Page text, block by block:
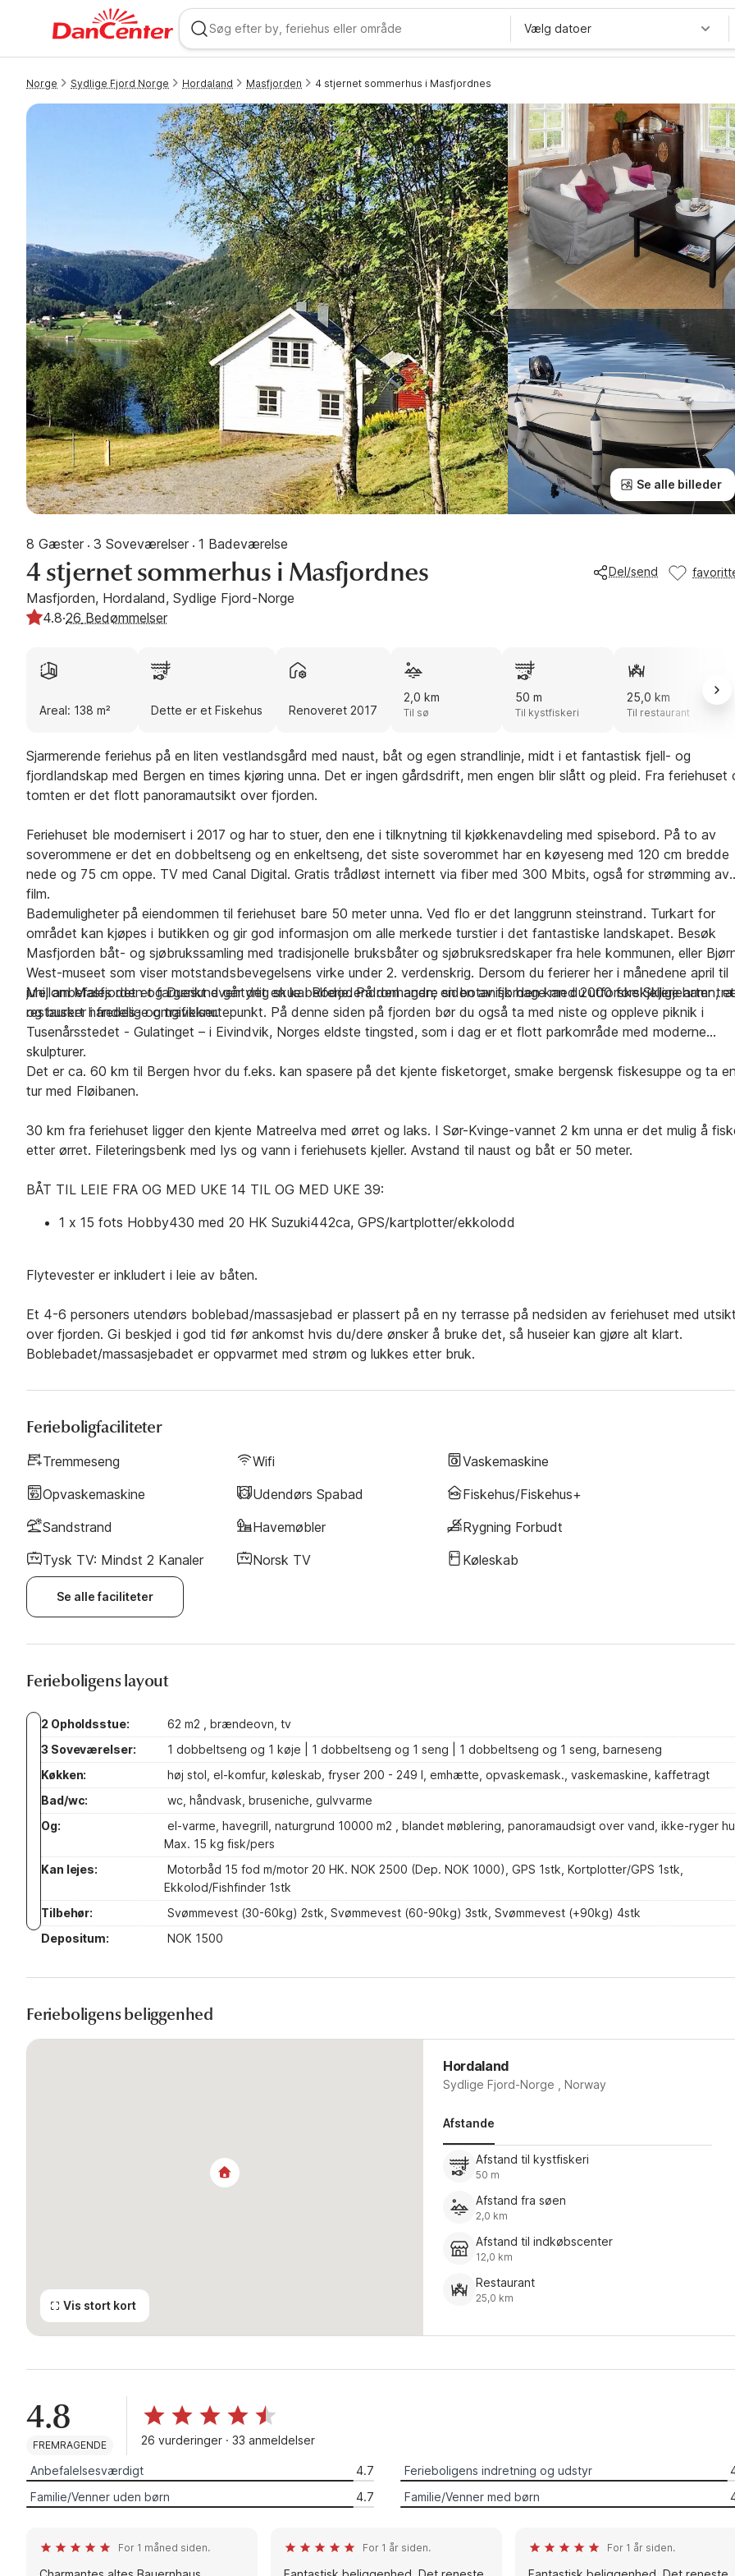
WIZARD MEMBER
Vælg datoer
Norge Sydlige Fjord Norge Hordaland Masfjorden 4 stjernet sommerhus i Masfjordnes
Se alle billeder
8 Gæster · 3 Soveværelser · 1 Badeværelse
4 stjernet sommerhus i Masfjordnes
Masfjorden, Hordaland, Sydlige Fjord-Norge
Del/send
4.8·26 Bedømmelser
Areal: 138 m² Dette er et Fiskehus Renoveret 2017
2,0 km
Til sø
50 m
Til kystfiskeri
25,0 km
Til restaurant
Sjarmerende feriehus på en liten vestlandsgård med naust, båt og egen strandlinje, midt i et fantastisk fjell- og
fjordlandskap med Bergen en times kjøring unna. Det er ingen gårdsdrift, men engen blir slått og pleid. Fra feriehuset
tomten er det flott panoramautsikt over fjorden.
Feriehuset ble modernisert i 2017 og har to stuer, den ene i tilknytning til kjøkkenavdeling med spisebord. På to av
soverommene er det en dobbeltseng og en enkeltseng, det siste soverommet har en køyeseng med 120 cm bredde
nede og 75 cm oppe. TV med Canal Digital. Gratis trådløst internett via fiber med 300 Mbits, også for strømming av
film.
Bademuligheter på eiendommen til feriehuset bare 50 meter unna. Ved flo er det langgrunn steinstrand. Turkart for
området kan kjøpes i butikken og gir god informasjon om alle merkede turstier i det fantastiske landskapet. Besøk
Masfjorden båt- og sjøbrukssamling med tradisjonelle bruksbåter og sjøbruksredskaper fra hele kommunen, eller
West-museet som viser motstandsbevegelsens virke under 2. verdenskrig. Dersom du ferierer her i månedene april til
juni, anbefales det et fargerikt eventyrlig skue i Rododendronhagen; en botanisk hage med 2000 forskjellige arter
og busker i fredelige omgivelser.
Mellom Masfjorden og Duesund går det en kabelferje. På den andre siden av fjorden kan du utforske Skjerjehamn, et
restaurert handels- og trafikknutepunkt. På denne siden på fjorden bør du også ta med niste og oppleve piknik i
Tusenårsstedet - Gulatinget – i Eivindvik, Norges eldste tingsted, som i dag er et flott parkområde med moderne
skulpturer.
Det er ca. 60 km til Bergen hvor du f.eks. kan spasere på det kjente fisketorget, smake bergensk fiskesuppe og ta
tur med Fløibanen.
30 km fra feriehuset ligger den kjente Matreelva med ørret og laks. I Sør-Kvinge-vannet 2 km unna er det mulig å
etter ørret. Fileteringsbenk med lys og vann i feriehusets kjeller. Avstand til naust og båt er 50 meter.
BÅT TIL LEIE FRA OG MED UKE 14 TIL OG MED UKE 39:
1 x 15 fots Hobby430 med 20 HK Suzuki442ca, GPS/kartplotter/ekkolodd
Flytevester er inkludert i leie av båten.
Et 4-6 personers utendørs boblebad/massasjebad er plassert på en ny terrasse på nedsiden av feriehuset med
over fjorden. Gi beskjed i god tid før ankomst hvis du/dere ønsker å bruke det, så huseier kan gjøre alt klart.
Boblebadet/massasjebadet er oppvarmet med strøm og lukkes etter bruk.
Ferieboligfaciliteter
Tremmeseng Wifi
Vaskemaskine
Opvaskemaskine
Udendørs Spabad
Fiskehus/Fiskehus+
Sandstrand
Havemøbler
Rygning Forbudt
Tysk TV: Mindst 2 Kanaler
Norsk TV Køleskab
Se alle faciliteter
Ferieboligens layout
2 Opholdsstue:
62 m2 , brændeovn, tv
3 Soveværelser:
1 dobbeltseng og 1 køje | 1 dobbeltseng og 1 seng | 1 dobbeltseng og 1 seng, barneseng
Køkken:
høj stol, el-komfur, køleskab, fryser 200 - 249 l, emhætte, opvaskemask., vaskemaskine, kaffetragt
Bad/wc:
wc, håndvask, bruseniche, gulvvarme
Og:
el-varme, havegrill, naturgrund 10000 m2 , blandet møblering, panoramaudsigt over vand, ikke-ryger
Max. 15 kg fisk/pers
Kan lejes:
Motorbåd 15 fod m/motor 20 HK. NOK 2500 (Dep. NOK 1000), GPS 1stk, Kortplotter/GPS 1stk,
Ekkolod/Fishfinder 1stk
Tilbehør:
Svømmevest (30-60kg) 2stk, Svømmevest (60-90kg) 3stk, Svømmevest (+90kg) 4stk
Depositum:
NOK 1500
Ferieboligens beliggenhed
Vis stort kort
Hordaland
Sydlige Fjord-Norge , Norway
Afstande
Afstand til kystfiskeri
50 m
Afstand fra søen
2,0 km
Afstand til indkøbscenter
12,0 km
Restaurant
25,0 km
4.8
FREMRAGENDE 26 vurderinger · 33 anmeldelser
Anbefalelsesværdigt 4.7 Ferieboligens indretning og udstyr
Familie/Venner uden børn
4.7 Familie/Venner med børn
For 1 måned siden. For 1 år siden. For 1 år siden.